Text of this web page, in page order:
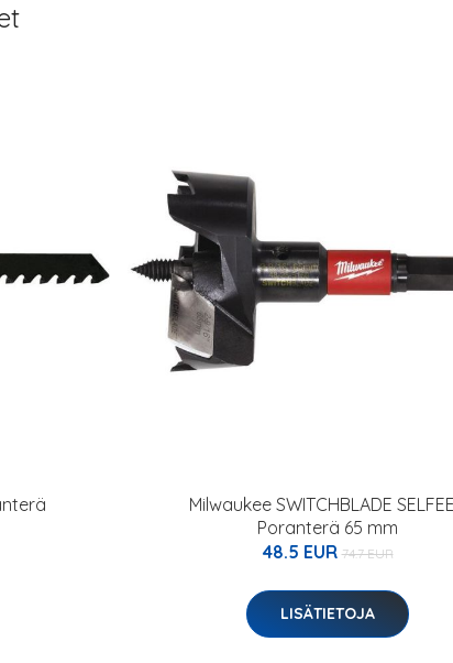
Milwaukee SWITCHBLADE
Poranterä 65 mm
48.5 EUR 74.7 EUR
LISÄTIETOJA